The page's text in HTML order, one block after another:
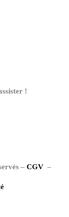
!
– CGV –